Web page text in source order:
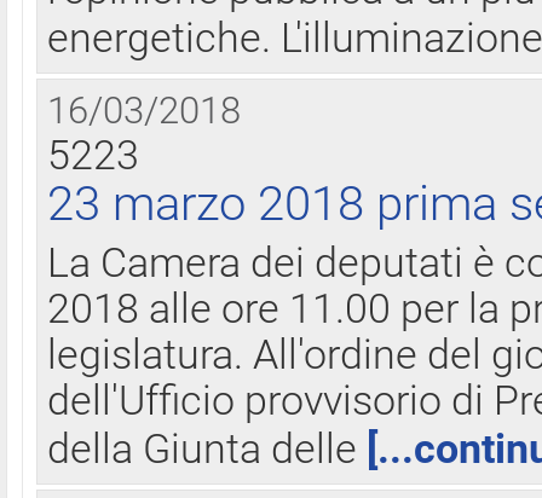
energetiche.
16/03/2018
5223
23 marzo 2018 prima
La Camera dei deputati è
2018 alle ore 11.00 per la
legislatura. All'ordine del
dell'Ufficio provvisorio di
della Giunta delle